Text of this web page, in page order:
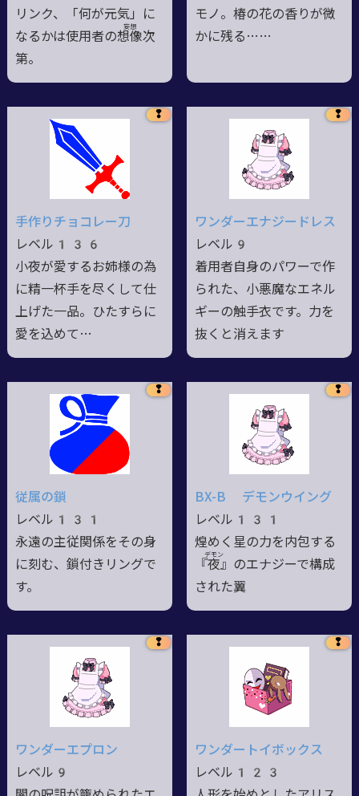
リンク、「何が元気」に
なるかは使用者の想
妄想
像次
第。
モノ。椿の花の香りが微
かに残る……
❢
手作りチョコレー刀
レベル136
小夜が愛するお姉様の為
に精一杯手を尽くして仕
上げた一品。ひたすらに
愛を込めて…
❢
ワンダーエナジードレス
レベル9
着用者自身のパワーで作
られた、小悪魔なエネル
ギーの触手衣です。力を
抜くと消えます
❢
従属の鎖
レベル131
永遠の主従関係をその身
に刻む、鎖付きリングで
す。
❢
BX-B デモンウイング
レベル131
煌めく星の力を内包する
『夜
デモン
』 のエナジーで構成
された翼
❢
ワンダーエプロン
レベル9
❢
ワンダートイボックス
レベル123